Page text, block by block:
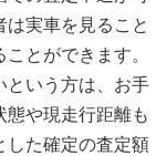
実車を見ること
とができます。
という方は、お手
態や現走行距離も
した確定の査定額